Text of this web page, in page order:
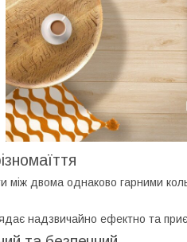
між двома однаково гарними
надзвичайно ефектно та